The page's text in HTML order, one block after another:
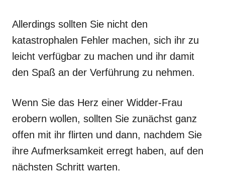
Allerdings sollten Sie nicht den
katastrophalen Fehler machen, sich ihr zu
leicht verfügbar zu machen und ihr damit
den Spaß an der Verführung zu nehmen.
Wenn Sie das Herz einer Widder-Frau
erobern wollen, sollten Sie zunächst ganz
offen mit ihr flirten und dann, nachdem Sie
ihre Aufmerksamkeit erregt haben, auf den
nächsten Schritt warten.